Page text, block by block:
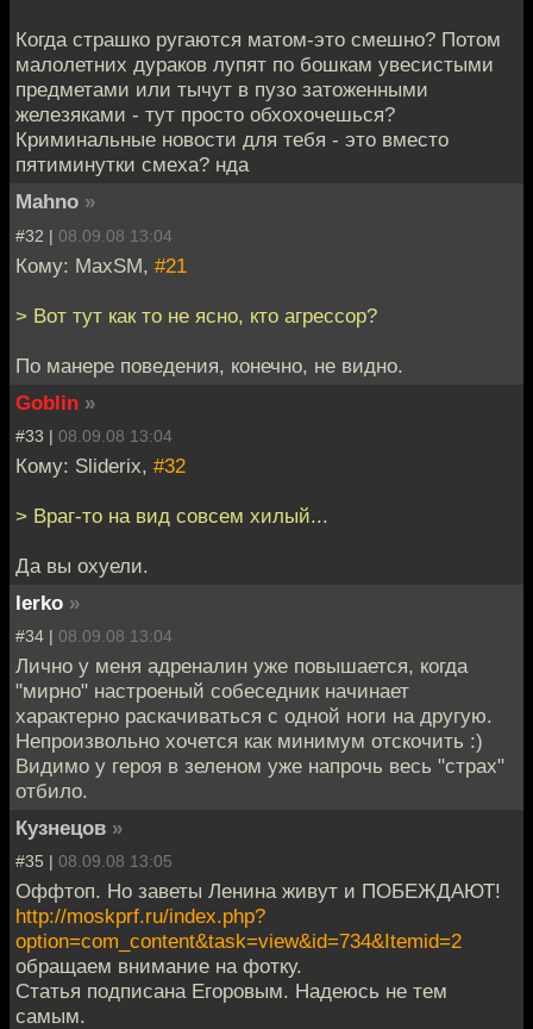
Когда страшко ругаются матом-это смешно? Потом
малолетних дураков лупят по бошкам увесистыми
предметами или тычут в пузо затоженными
железяками - тут просто обхохочешься?
Криминальные новости для тебя - это вместо
пятиминутки смеха? нда
Mahno »
#32 | 08.09.08 13:04
Кому: MaxSM, #21
> Вот тут как то не ясно, кто агрессор?
По манере поведения, конечно, не видно.
Goblin »
#33 | 08.09.08 13:04
Кому: Sliderix, #32
> Враг-то на вид совсем хилый...
Да вы охуели.
lerko »
#34 | 08.09.08 13:04
Лично у меня адреналин уже повышается, когда
"мирно" настроеный собеседник начинает
характерно раскачиваться с одной ноги на другую.
Непроизвольно хочется как минимум отскочить :)
Видимо у героя в зеленом уже напрочь весь "страх"
отбило.
Кузнецов »
#35 | 08.09.08 13:05
Оффтоп. Но заветы Ленина живут и ПОБЕЖДАЮТ!
http://moskprf.ru/index.php?
option=com_content&task=view&id=734&Itemid=2
обращаем внимание на фотку.
Статья подписана Егоровым. Надеюсь не тем
самым.